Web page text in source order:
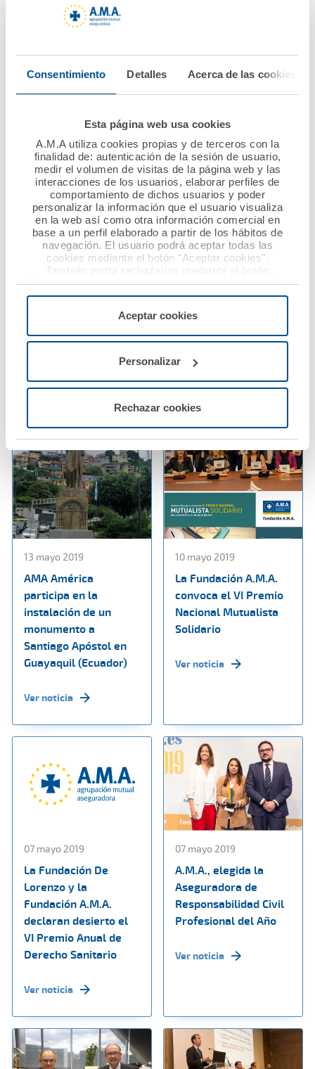
Consentimiento Detalles Acerca de las cookies
Esta página web usa cookies
A.M.A utiliza cookies propias y de terceros con la
finalidad de: autenticación de la sesión de usuario,
medir el volumen de visitas de la página web y las
interacciones de los usuarios, elaborar perfiles de
comportamiento de dichos usuarios y poder
personalizar la información que el usuario visualiza
en la web así como otra información comercial en
base a un perfil elaborado a partir de los hábitos de
navegación. El usuario podrá aceptar todas las
cookies mediante el botón "Aceptar cookies".
También podrá rechazarlas mediante el botón
"Rechazar", donde se rechazarán todas las cookies
menos las necesarias para permitir el acceso a los
configurarlas usando el botón “Personalizar".
Aceptar cookies
Personalizar
Rechazar cookies
excelencia en los
seguros de Autos,
Sanitarios y
Farmacéuticos
Ver noticia
20 mayo 2019
Nacional de Medicina
General y de Familia
Ver noticia
20 mayo 2019
alumnos del Máster
de Derecho Sanitario
Pablo-CEU
Ver noticia
13 mayo 2019
AMA América
participa en la
instalación de un
monumento a
Santiago Apóstol en
Guayaquil (Ecuador)
Ver noticia
10 mayo 2019
La Fundación A.M.A.
convoca el VI Premio
Nacional Mutualista
Solidario
Ver noticia
07 mayo 2019
La Fundación De
Lorenzo y la
Fundación A.M.A.
declaran desierto el
VI Premio Anual de
Derecho Sanitario
Ver noticia
07 mayo 2019
A.M.A., elegida la
Aseguradora de
Responsabilidad Civil
Profesional del Año
Ver noticia